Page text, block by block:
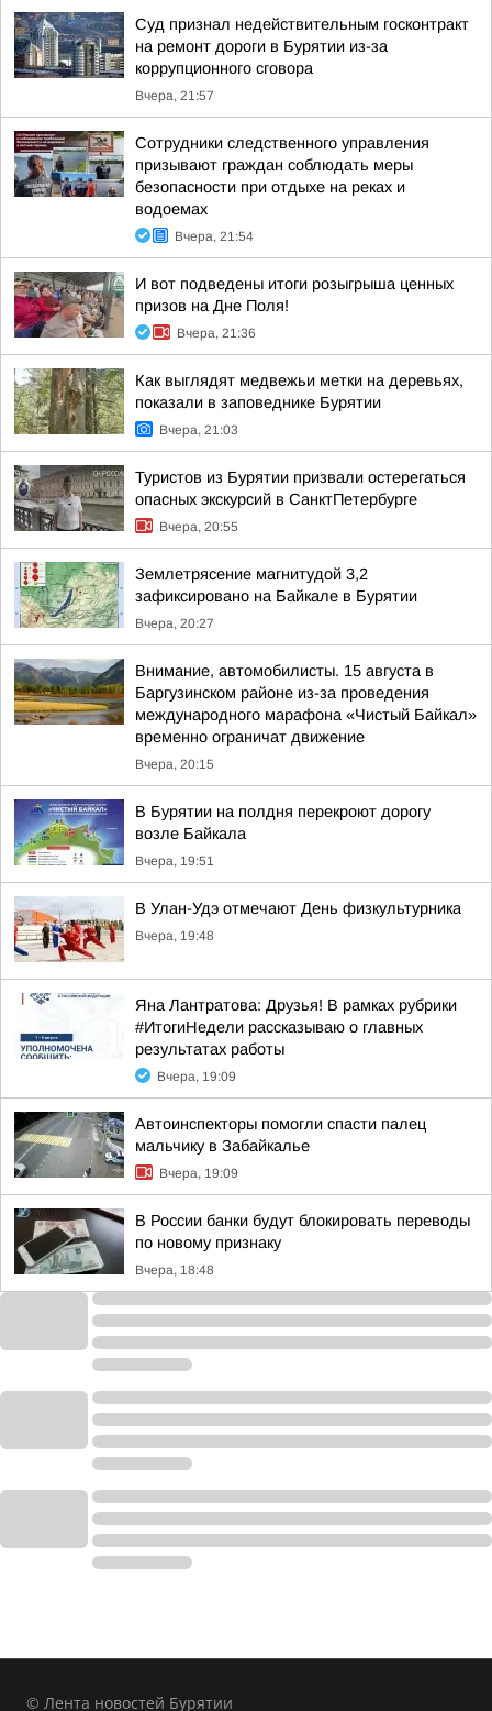
Суд признал недействительным госконтракт
на ремонт дороги в Бурятии из-за
коррупционного сговора
Вчера, 21:57
Сотрудники следственного управления
призывают граждан соблюдать меры
безопасности при отдыхе на реках и
водоемах
Вчера, 21:54
И вот подведены итоги розыгрыша ценных
призов на Дне Поля!
Вчера, 21:36
Как выглядят медвежьи метки на деревьях,
показали в заповеднике Бурятии
Вчера, 21:03
Туристов из Бурятии призвали остерегаться
опасных экскурсий в СанктПетербурге
Вчера, 20:55
Землетрясение магнитудой 3,2
зафиксировано на Байкале в Бурятии
Вчера, 20:27
Внимание, автомобилисты. 15 августа в
Баргузинском районе из-за проведения
международного марафона «Чистый Байкал»
временно ограничат движение
Вчера, 20:15
В Бурятии на полдня перекроют дорогу
возле Байкала
Вчера, 19:51
В Улан-Удэ отмечают День физкультурника
Вчера, 19:48
Яна Лантратова: Друзья! В рамках рубрики
#ИтогиНедели рассказываю о главных
результатах работы
Вчера, 19:09
Автоинспекторы помогли спасти палец
мальчику в Забайкалье
Вчера, 19:09
В России банки будут блокировать переводы
по новому признаку
Вчера, 18:48
© Лента новостей Бурятии